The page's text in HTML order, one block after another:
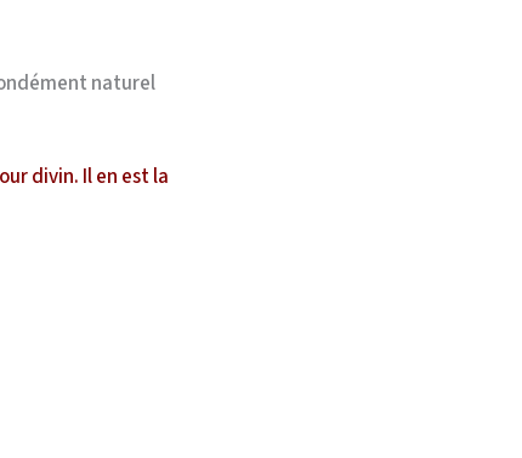
naturel
divin. Il en est la